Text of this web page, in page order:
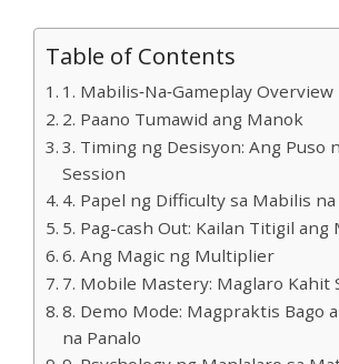
Table of Contents
1. Mabilis‑Na‑Gameplay Overview
2. Paano Tumawid ang Manok
3. Timing ng Desisyon: Ang Puso
Session
4. Papel ng Difficulty sa Mabilis na
5. Pag-cash Out: Kailan Titigil ang
6. Ang Magic ng Multiplier
7. Mobile Mastery: Maglaro Kahit
8. Demo Mode: Magpraktis Bago
na Panalo